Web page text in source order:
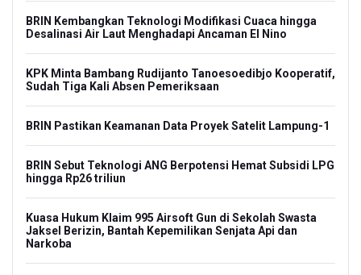
BRIN Kembangkan Teknologi Modifikasi Cuaca hingga
Desalinasi Air Laut Menghadapi Ancaman El Nino
KPK Minta Bambang Rudijanto Tanoesoedibjo Kooperatif,
Sudah Tiga Kali Absen Pemeriksaan
BRIN Pastikan Keamanan Data Proyek Satelit Lampung-1
BRIN Sebut Teknologi ANG Berpotensi Hemat Subsidi LPG
hingga Rp26 triliun
Kuasa Hukum Klaim 995 Airsoft Gun di Sekolah Swasta
Jaksel Berizin, Bantah Kepemilikan Senjata Api dan
Narkoba